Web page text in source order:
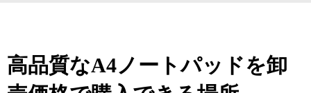
高品質なA4ノートパッドを卸